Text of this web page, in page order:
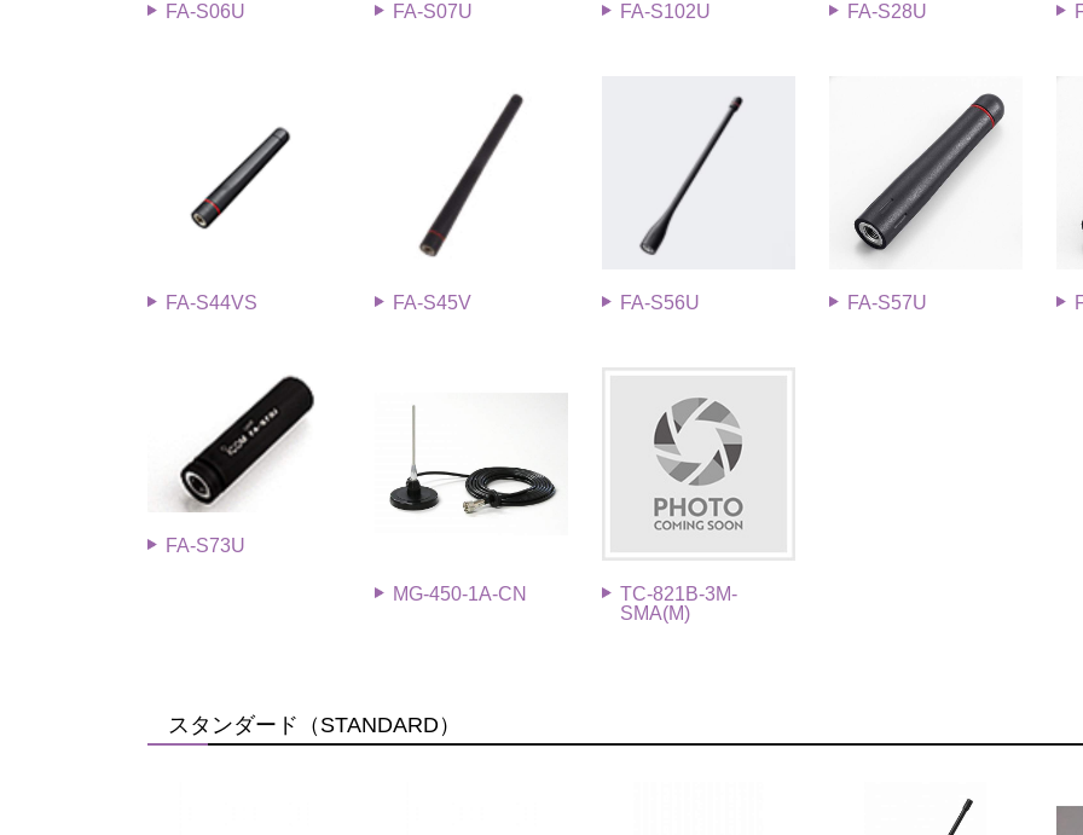
FA-S06U FA-S07U FA-S102U FA-S28U
FA-S44VS FA-S45V FA-S56U FA-S57U
FA-S73U
MG-450-1A-CN
TC-821B-3M-
SMA(M)
スタンダード（STANDARD）